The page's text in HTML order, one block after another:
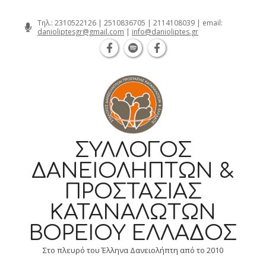
Τηλ.: 2310522126 | 2510836705 | 2114108039 | email:
danioliptesgr@gmail.com | info@danioliptes.gr
ΣΎΛΛΟΓΟΣ
ΔΑΝΕΙΟΛΗΠΤΏΝ &
ΠΡΟΣΤΑΣΊΑΣ
ΚΑΤΑΝΑΛΩΤΏΝ
ΒΟΡΕΊΟΥ ΕΛΛΆΔΟΣ
Στο πλευρό του Έλληνα Δανειολήπτη από το 2010